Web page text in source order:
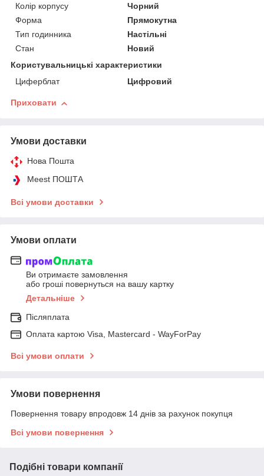
Колір корпусу
Чорний
Форма
Прямокутна
Тип годинника
Настільні
Стан
Новий
Користувальницькі характеристики
Циферблат
Цифровий
Приховати
Умови доставки
Нова Пошта
Meest ПОШТА
Всі умови доставки
Умови оплати
Ви отримаєте замовлення
або гроші повернуться на вашу картку
Детальніше
Післяплата
Оплата картою Visa, Mastercard - WayForPay
Всі умови оплати
Умови повернення
Повернення товару впродовж 14 днів за рахунок покупця
Всі умови повернення
Подібні товари компанії